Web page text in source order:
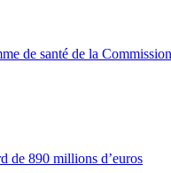
de santé de la Commission
de 890 millions d’euros